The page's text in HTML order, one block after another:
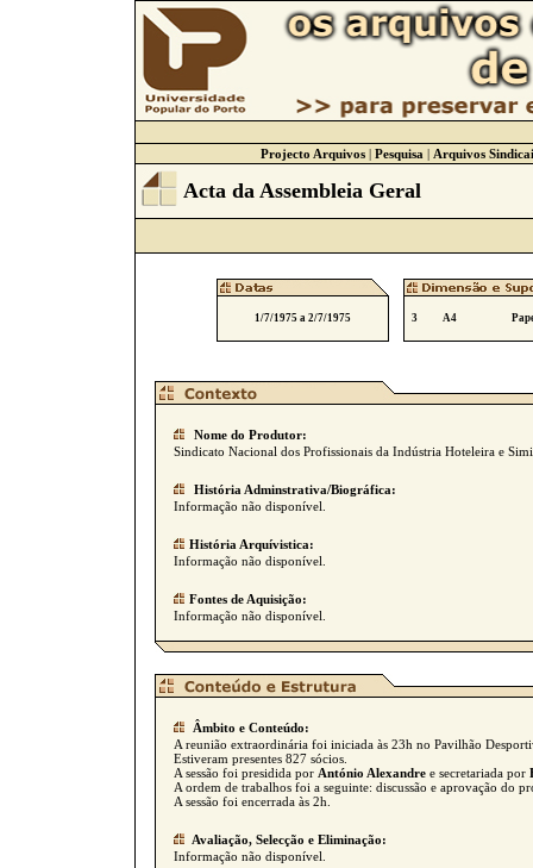
Projecto Arquivos| Pesquisa | Arquivos
Acta da Assembleia Geral
1/7/1975 a 2/7/1975 3 A4
Nome do Produtor:
Sindicato Nacional dos Profissionais da Indústria Hoteleira e
História Adminstrativa/Biográfica:
Informação não disponível.
História Arquívistica:
Informação não disponível.
Fontes de Aquisição:
Informação não disponível.
Âmbito e Conteúdo:
A reunião extraordinária foi iniciada às 23h no Pavilhão
Estiveram presentes 827 sócios.
A sessão foi presidida por António Alexandre e secretariada por
A ordem de trabalhos foi a seguinte: discussão e aprovação do
A sessão foi encerrada às 2h.
Avaliação, Selecção e Eliminação:
Informação não disponível.